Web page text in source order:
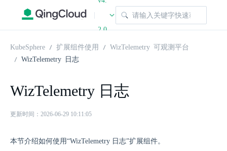
|
2.0
KubeSphere 扩展组件使用
WizTelemetry 可观测平台
WizTelemetry 日志
WizTelemetry 日志
更新时间：2026-06-29 10:11:05
本节介绍如何使用“WizTelemetry 日志”扩展组件。